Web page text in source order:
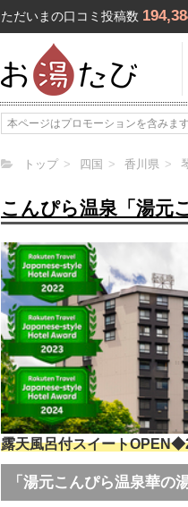
ただいまの口コミ投稿数
本ページはプロモーションを含みます
トップ 四国 香川県
こんぴら温泉「湯元
露天風呂付スイート
「湯元こんぴら温泉華